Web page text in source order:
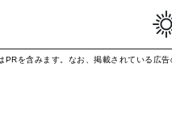
PRを含みます。なお、掲載されている広